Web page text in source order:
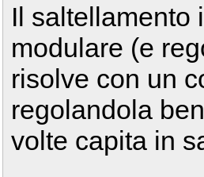
Il saltellamento
modulare (e
risolve con un
regolandola
volte capita in